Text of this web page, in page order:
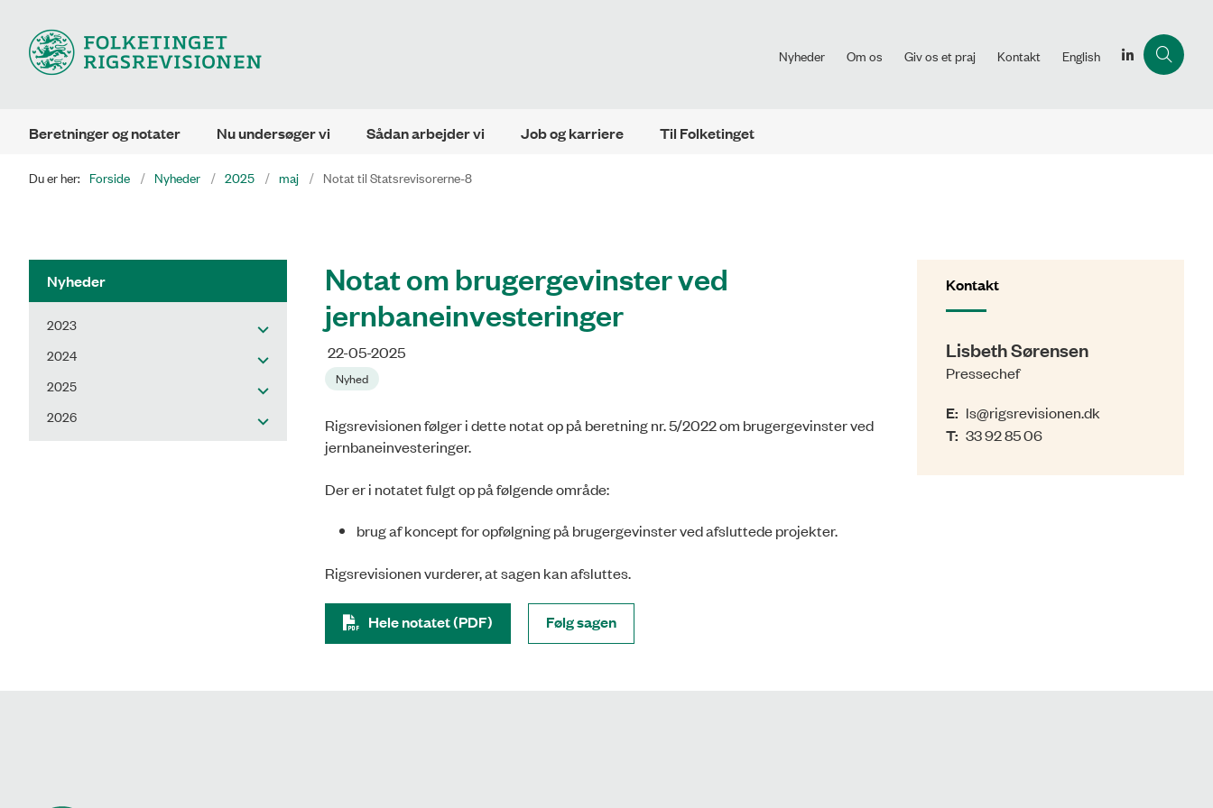
Nyheder Om os Giv os et praj Kontakt English
Beretninger og notater Nu undersøger vi Sådan arbejder vi Job og karriere Til Folketinget
Du er her: Forside Nyheder 2025 maj Notat til Statsrevisorerne-8
Nyheder
2023
2024
2025
2026
Notat om brugergevinster ved
jernbaneinvesteringer
22-05-2025
Nyhed
Rigsrevisionen følger i dette notat op på beretning nr. 5/2022 om brugergevinster ved
jernbaneinvesteringer.
Der er i notatet fulgt op på følgende område:
brug af koncept for opfølgning på brugergevinster ved afsluttede projekter.
Rigsrevisionen vurderer, at sagen kan afsluttes.
Hele notatet (PDF) Følg sagen
Kontakt
Lisbeth Sørensen
Pressechef
E: ls@rigsrevisionen.dk
T: 33 92 85 06